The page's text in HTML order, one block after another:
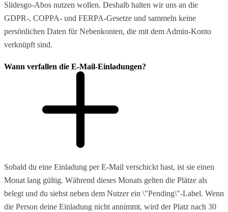
Slidesgo-Abos nutzen wollen. Deshalb halten wir uns an die
GDPR-, COPPA- und FERPA-Gesetze und sammeln keine
persönlichen Daten für Nebenkonten, die mit dem Admin-Konto
verknüpft sind.
Wann verfallen die E-Mail-Einladungen?
Sobald du eine Einladung per E-Mail verschickt hast, ist sie einen
Monat lang gültig. Während dieses Monats gelten die Plätze als
belegt und du siehst neben dem Nutzer ein \"Pending\"-Label. Wenn
die Person deine Einladung nicht annimmt, wird der Platz nach 30